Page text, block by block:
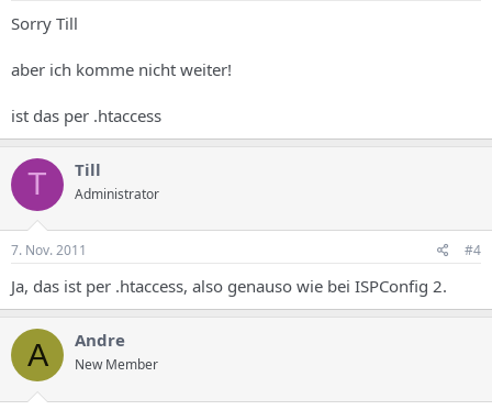
Sorry Till
aber ich komme nicht weiter!
ist das per .htaccess
T Till
Administrator
7. Nov. 2011 #4
Ja, das ist per .htaccess, also genauso wie bei ISPConfig 2.
A Andre
New Member